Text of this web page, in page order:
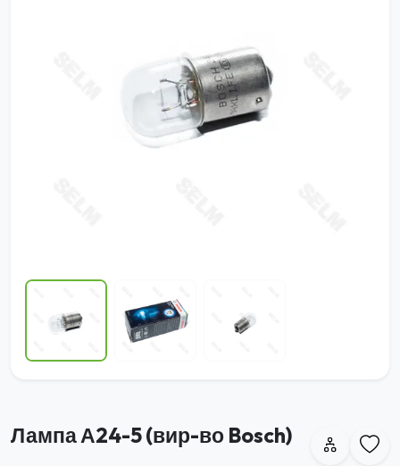
Лампа А24-5 (вир-во Bosch)